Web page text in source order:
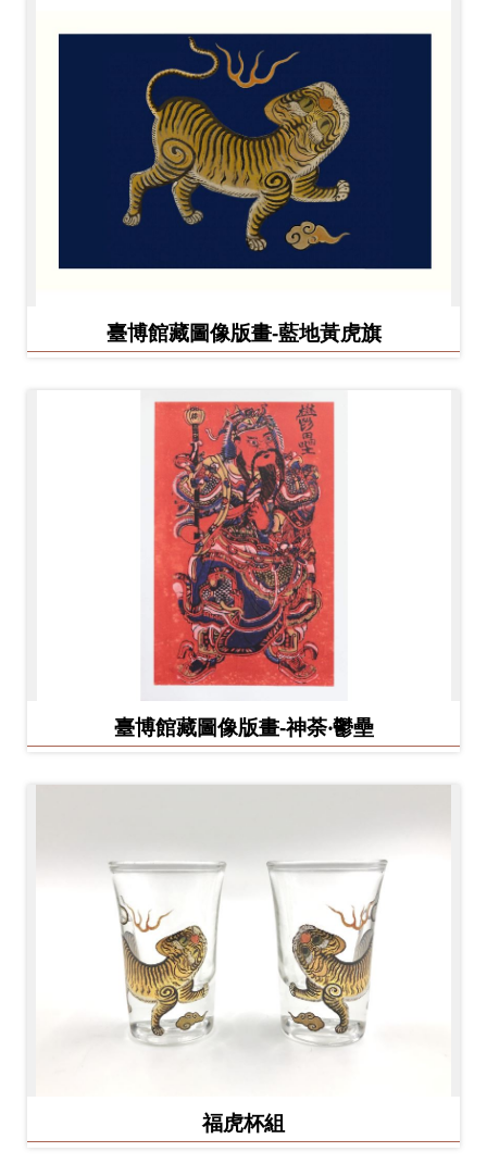
臺博館藏圖像版畫-藍地黃虎旗
臺博館藏圖像版畫-神荼‧鬱壘
福虎杯組